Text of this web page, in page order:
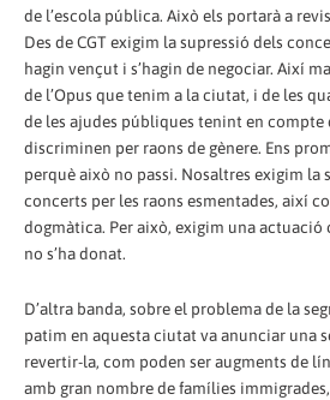
de l’escola pública. Això els portarà a
Des de CGT exigim la supressió dels
hagin vençut i s’hagin de negociar. Així
de l’Opus que tenim a la ciutat, i de les
de les ajudes públiques tenint en compte
discriminen per raons de gènere. Ens
perquè això no passi. Nosaltres exigim la
concerts per les raons esmentades, així
dogmàtica. Per això, exigim una
no s’ha donat.
D’altra banda, sobre el problema de la
patim en aquesta ciutat va anunciar una
revertir-la, com poden ser augments de
amb gran nombre de famílies